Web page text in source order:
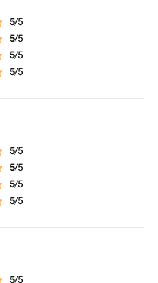
5/5
5/5
5/5
5/5
5/5
5/5
5/5
5/5
5/5